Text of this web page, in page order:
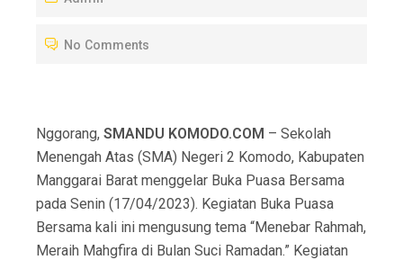
ENo Comments
Nggorang, SMANDU KOMODO.COM – Sekolah
Menengah Atas (SMA) Negeri 2 Komodo, Kabupaten
Manggarai Barat menggelar Buka Puasa Bersama
pada Senin (17/04/2023). Kegiatan Buka Puasa
Bersama kali ini mengusung tema “Menebar Rahmah,
Meraih Mahgfira di Bulan Suci Ramadan.” Kegiatan